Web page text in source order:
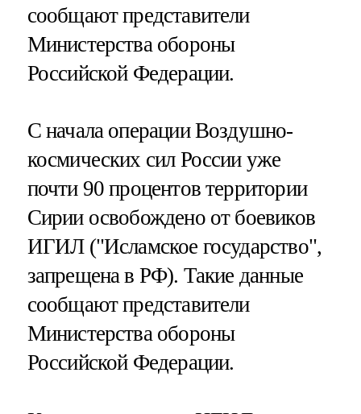
сообщают представители
Министерства обороны
Российской Федерации.
С начала операции Воздушно-
космических сил России уже
почти 90 процентов территории
Сирии освобождено от боевиков
ИГИЛ ("Исламское государство",
запрещена в РФ). Такие данные
сообщают представители
Министерства обороны
Российской Федерации.